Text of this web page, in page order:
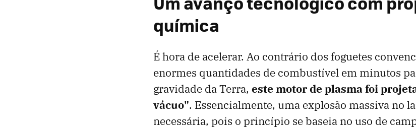
química
É hora de acelerar. Ao contrário dos foguetes
enormes quantidades de combustível em minutos
gravidade da Terra, este motor de plasma foi
vácuo". Essencialmente, uma explosão massiva no
necessária, pois o princípio se baseia no uso de